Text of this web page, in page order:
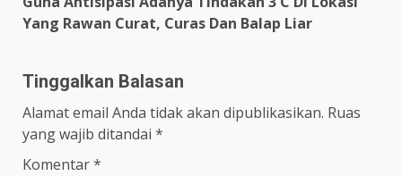
Yang Rawan Curat, Curas Dan Balap Liar
Tinggalkan Balasan
Alamat email Anda tidak akan dipublikasikan. Ruas
yang wajib ditandai *
Komentar*